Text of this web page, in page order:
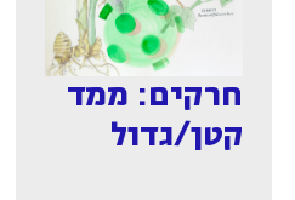
חרקים: ממד
קטן/גדול